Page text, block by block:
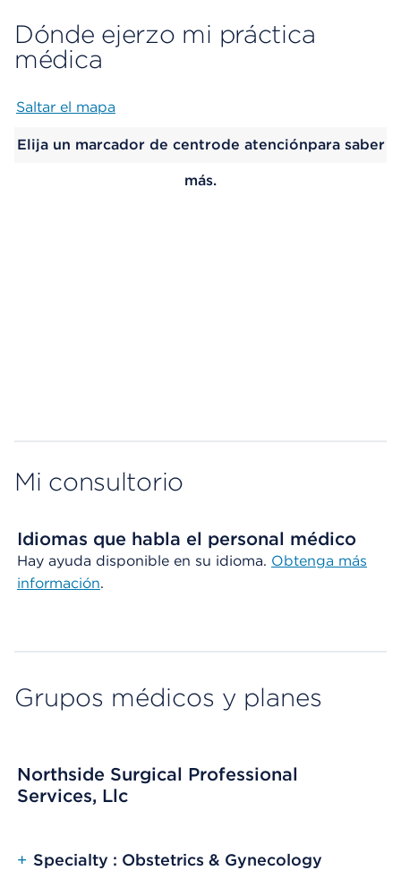
Dónde ejerzo mi práctica
médica
Saltar el mapa
Elija un marcador de centrode atenciónpara saber
más.
Mi consultorio
Idiomas que habla el personal médico
Hay ayuda disponible en su idioma. Obtenga más
información.
Grupos médicos y planes
Northside Surgical Professional
Services, Llc
+ Specialty : Obstetrics & Gynecology